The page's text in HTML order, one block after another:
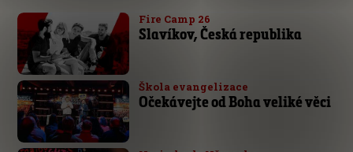
Fire Camp 26
Slavíkov, Česká republika
Škola evangelizace
Očekávejte od Boha veliké věci